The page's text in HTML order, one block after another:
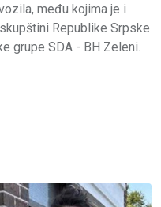
među kojima je i
Republike Srpske
grupe SDA - BH Zeleni.